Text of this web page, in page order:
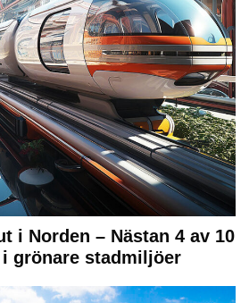
i Norden – Nästan 4 av 10
grönare stadmiljöer